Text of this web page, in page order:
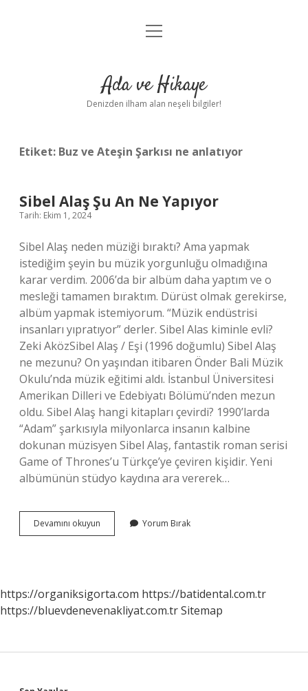
Anasayfa
Yasal Uyarı
menüyü
Ada ve Hikaye
Denizden ilham alan neşeli bilgiler!
Etiket: Buz ve Ateşin Şarkısı ne anlatıyor
Sibel Alaş Şu An Ne Yapıyor
Tarih: Ekim 1, 2024
Sibel Alaş neden müziği bıraktı? Ama yapmak
istediğim şeyin bu müzik yorgunluğu olmadığına
karar verdim. 2006’da bir albüm daha yaptım ve o
mesleği tamamen bıraktım. Dürüst olmak gerekirse,
albüm yapmak istemiyorum. “Müzik endüstrisi
insanları yıpratıyor” derler. Sibel Alas kiminle evli?
Zeki AközSibel Alaş / Eşi (1996 doğumlu) Sibel Alaş
ne mezunu? On yaşından itibaren Önder Bali Müzik
Okulu’nda müzik eğitimi aldı. İstanbul Üniversitesi
Amerikan Dilleri ve Edebiyatı Bölümü’nden mezun
oldu. Sibel Alaş hangi kitapları çevirdi? 1990’larda
“Adam” şarkısıyla milyonlarca insanın kalbine
dokunan müzisyen Sibel Alaş, fantastik roman serisi
Game of Thrones’u Türkçe’ye çeviren kişidir. Yeni
albümünün stüdyo kaydına ara vererek…
Devamını okuyun
Alaş
Yorum Bırak
https://organiksigorta.com https://batidental.com.tr
https://bluevdenevenakliyat.com.trSitemap